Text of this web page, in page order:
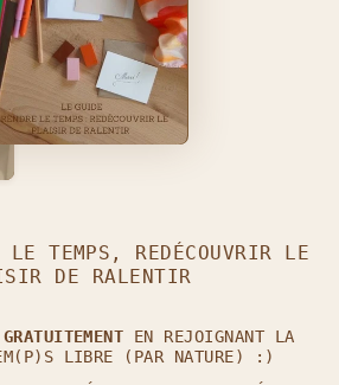
LE TEMPS, REDÉCOUVRIR LE
DE RALENTIR
EN REJOIGNANT LA
LIBRE (PAR NATURE) :)